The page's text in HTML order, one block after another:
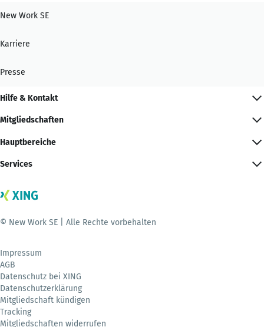
New Work SE
Karriere
Presse
Hilfe & Kontakt
Mitgliedschaften
Hauptbereiche
Services
© New Work SE | Alle Rechte vorbehalten
Impressum
AGB
Datenschutz bei XING
Datenschutzerklärung
Mitgliedschaft kündigen
Tracking
Mitgliedschaften widerrufen